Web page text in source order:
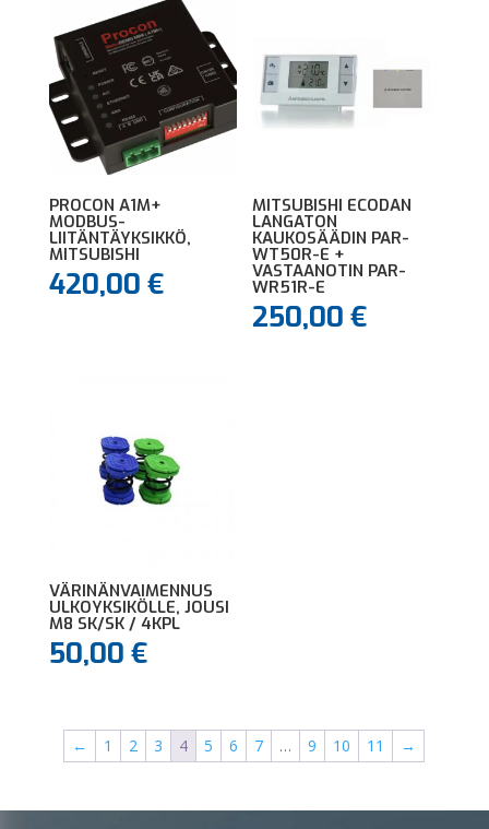
PROCON A1M+
MODBUS-
LIITÄNTÄYKSIKKÖ,
MITSUBISHI
420,00 €
MITSUBISHI ECODAN
LANGATON
KAUKOSÄÄDIN PAR-
WT50R-E +
VASTAANOTIN PAR-
WR51R-E
250,00€
VÄRINÄNVAIMENNUS
ULKOYKSIKÖLLE, JOUSI
M8 SK/SK / 4KPL
50,00 €
← 1 2 3 4 5 6 7 … 9 10 11 →